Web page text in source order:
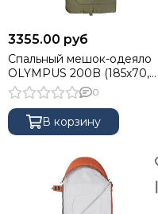
3355.00 руб
Спальный мешок-одеяло
OLYMPUS 200B (185х70,
холлоф., зеленый/город) (T-
HS-SB-O-200B-NC) Helios
0
В корзину